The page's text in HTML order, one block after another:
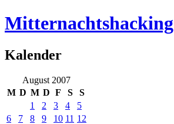
Mitternachtshacking
Kalender
August 2007
M D M D F S
S
1
2 3 4
5
6
7 8 9 10 11 12